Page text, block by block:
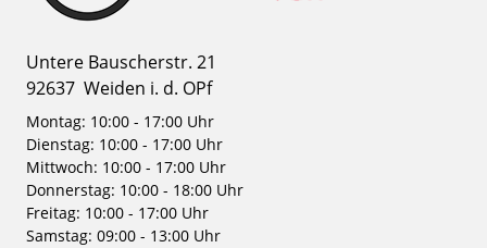
Untere Bauscherstr. 21
92637 Weiden i. d. OPf
Montag: 10:00 - 17:00 Uhr
Dienstag: 10:00 - 17:00 Uhr
Mittwoch: 10:00 - 17:00 Uhr
Donnerstag: 10:00 - 18:00 Uhr
Freitag: 10:00 - 17:00 Uhr
Samstag: 09:00 - 13:00 Uhr